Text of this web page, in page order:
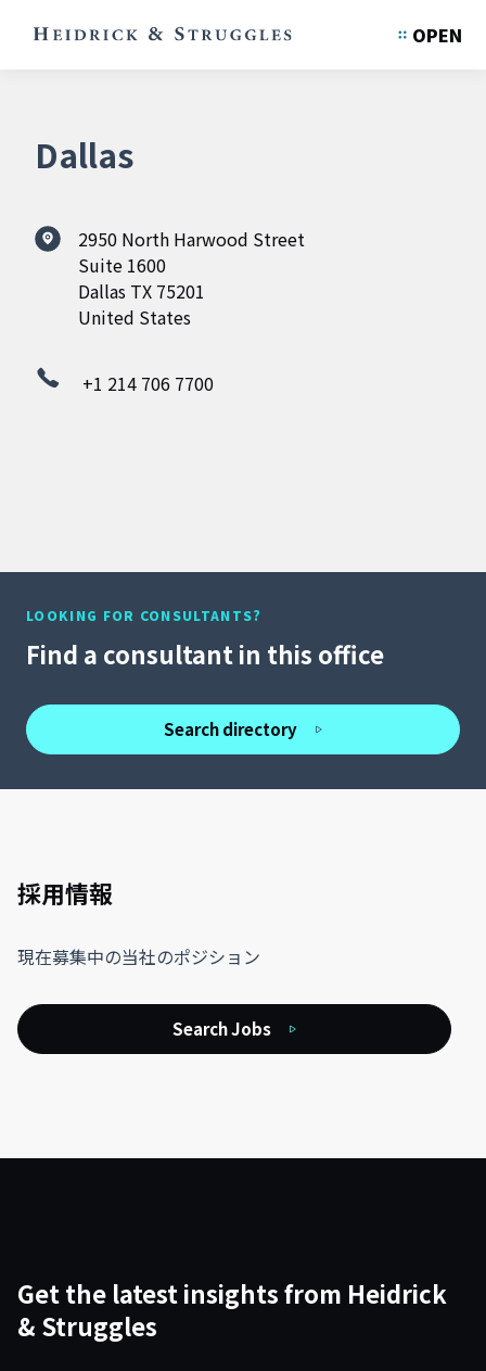
OPEN
Dallas
2950 North Harwood Street
Suite 1600
Dallas TX 75201
United States
+1 214 706 7700
LOOKING FOR CONSULTANTS?
Find a consultant in this office
Search directory
採用情報
現在募集中の当社のポジション
Search Jobs
Get the latest insights from Heidrick
& Struggles